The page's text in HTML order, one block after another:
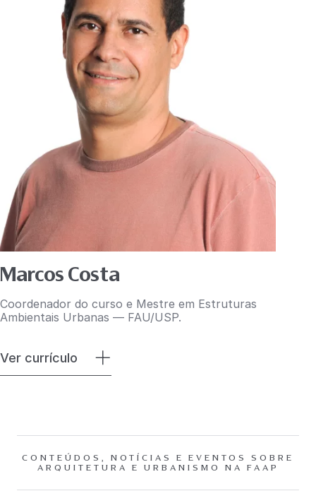
Marcos Costa
Coordenador do curso e Mestre em Estruturas
Ambientais Urbanas — FAU/USP.
Ver currículo
CONTEÚDOS, NOTÍCIAS E EVENTOS SOBRE
ARQUITETURA E URBANISMO NA FAAP